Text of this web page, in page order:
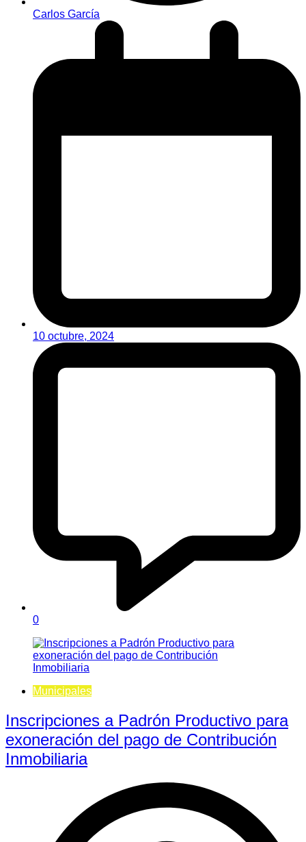
Carlos García
10 octubre, 2024
0
Municipales
Inscripciones a Padrón Productivo para
exoneración del pago de Contribución
Inmobiliaria